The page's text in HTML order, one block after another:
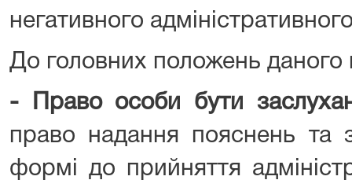
негативного
До головних положень
-
Право особи бути
право надання пояснень та
формі до прийняття